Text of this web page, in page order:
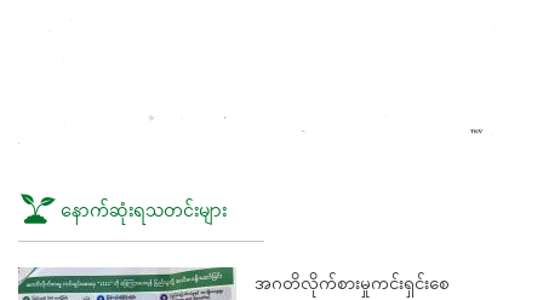
နောက်ဆုံးရသတင်းများ
အဂတိလိုက်စားမှုကင်းရှင်းစေ